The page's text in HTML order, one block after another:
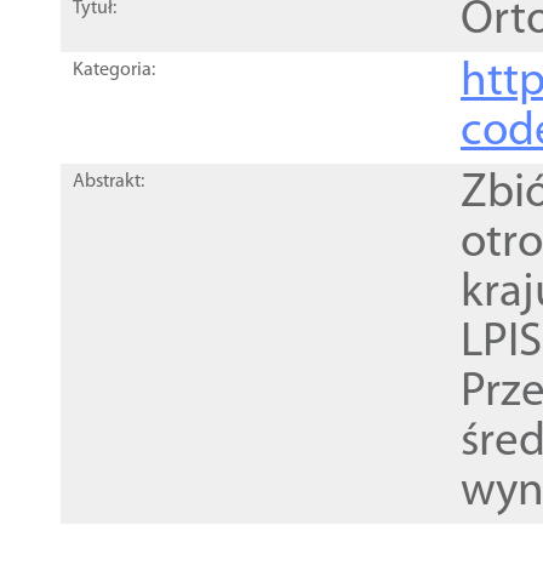
Tytuł:
Kategoria:
Abstrakt: